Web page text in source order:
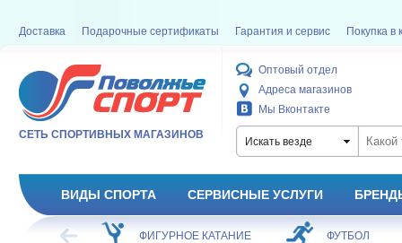
Доставка Подарочные сертификаты Гарантия и сервис Покупка в
СЕТЬ СПОРТИВНЫХ МАГАЗИНОВ
Оптовый отдел
Адреса магазинов
Мы Вконтакте
Искать везде
ВИДЫ СПОРТА СЕРВИСНЫЕ УСЛУГИ
КАТАНИЕ ФУТБОЛ БАСКЕТБОЛ